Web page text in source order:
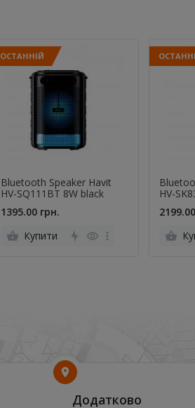
ОСТАННІЙ
Bluetooth Speaker Havit
HV-SQ111BT 8W black
1395.00 грн.
Купити
HV-
Додатково